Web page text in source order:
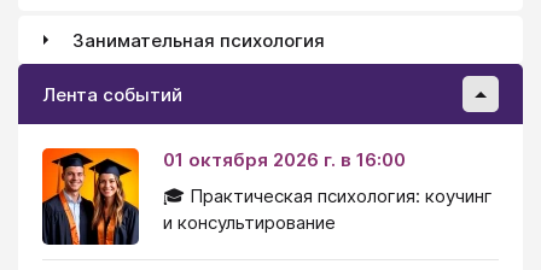
Занимательная психология
Лента событий
01 октября 2026 г. в 16:00
🎓 Практическая психология: коучинг
и консультирование